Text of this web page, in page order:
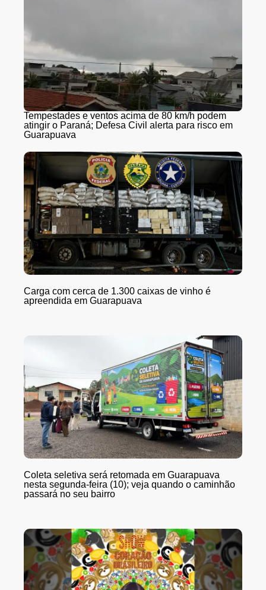
Tempestades e ventos acima de 80 km/h podem
atingir o Paraná; Defesa Civil alerta para risco em
Guarapuava
Carga com cerca de 1.300 caixas de vinho é
apreendida em Guarapuava
Coleta seletiva será retomada em Guarapuava
nesta segunda-feira (10); veja quando o caminhão
passará no seu bairro